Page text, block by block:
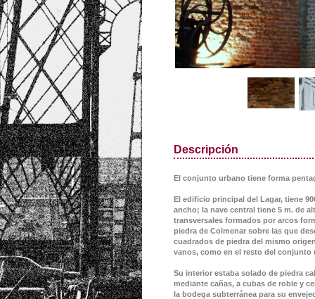
Descripción
El conjunto urbano tiene forma
El edificio principal del Lagar, tiene
ancho; la nave central tiene 5 m. de
transversales formados por arcos
piedra de Colmenar sobre las que
cuadrados de piedra del mismo
vanos, como en el resto del conjunto
Su interior estaba solado de piedra
mediante cañas, a cubas de roble y
la bodega subterránea para su